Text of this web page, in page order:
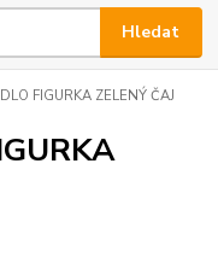
Hledat
FIGURKA ZELENÝ ČAJ